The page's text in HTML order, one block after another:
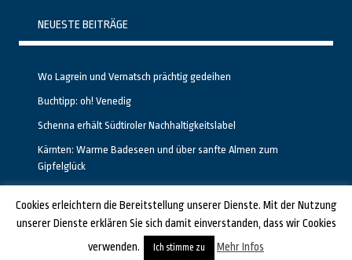
NEUESTE BEITRÄGE
Wo Lagrein und Vernatsch prächtig gedeihen
Buchtipp: oh! Venedig
Schenna erhält Südtiroler Nachhaltigkeitslabel
Kärnten: Warme Badeseen und über sanfte Almen zum
Gipfelglück
GESTALTET UND PROGRAMMIERT VON ALBERTO & FRANZ BEI LUCID.BERLIN
Cookies erleichtern die Bereitstellung unserer Dienste. Mit der Nutzung
unserer Dienste erklären Sie sich damit einverstanden, dass wir Cookies
verwenden.
Ich stimme zu Mehr Infos